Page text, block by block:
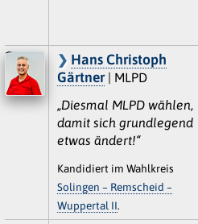
Hans Christoph
Gärtner| MLPD
„Diesmal MLPD wählen,
damit sich grundlegend
etwas ändert!“
Kandidiert im Wahlkreis
Solingen – Remscheid –
Wuppertal II.